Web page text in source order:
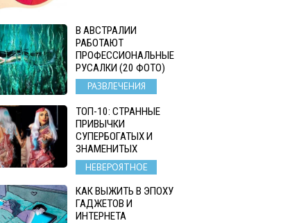
В АВСТРАЛИИ
РАБОТАЮТ
ПРОФЕССИОНАЛЬНЫЕ
РУСАЛКИ (20 ФОТО)
РАЗВЛЕЧЕНИЯ
ТОП-10: СТРАННЫЕ
ПРИВЫЧКИ
СУПЕРБОГАТЫХ И
ЗНАМЕНИТЫХ
НЕВЕРОЯТНОЕ
КАК ВЫЖИТЬ В ЭПОХУ
ГАДЖЕТОВ И
ИНТЕРНЕТА